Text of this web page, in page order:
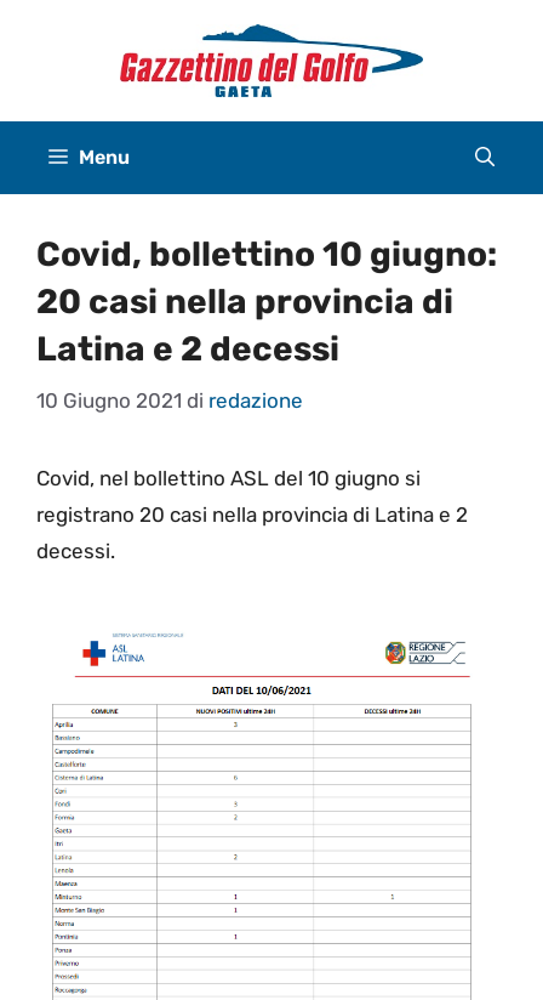
Menu
Covid, bollettino 10 giugno:
20 casi nella provincia di
Latina e 2 decessi
10 Giugno 2021 di redazione
Covid, nel bollettino ASL del 10 giugno si
registrano 20 casi nella provincia di Latina e 2
decessi.